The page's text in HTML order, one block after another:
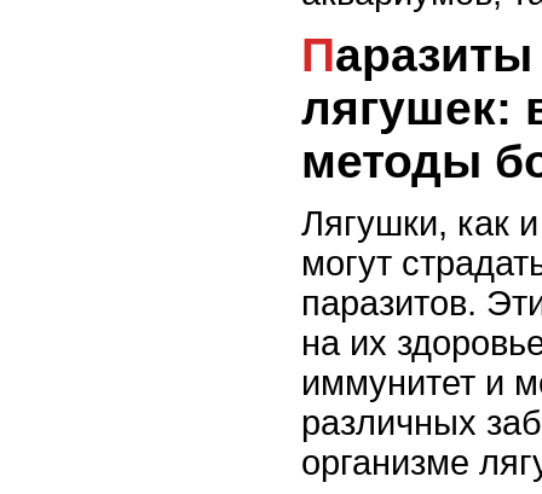
Паразиты в организме
лягушек:
методы
Лягушки, как
могут
паразитов.
на их
иммунитет и
различных
организме